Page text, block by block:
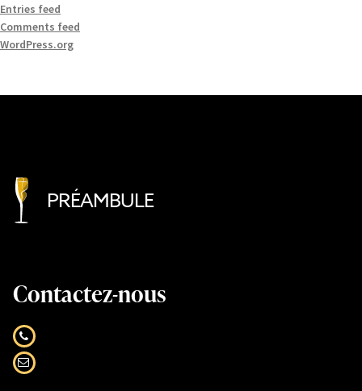
Entries feed
Comments feed
WordPress.org
PRÉAMBULE
Contactez-nous